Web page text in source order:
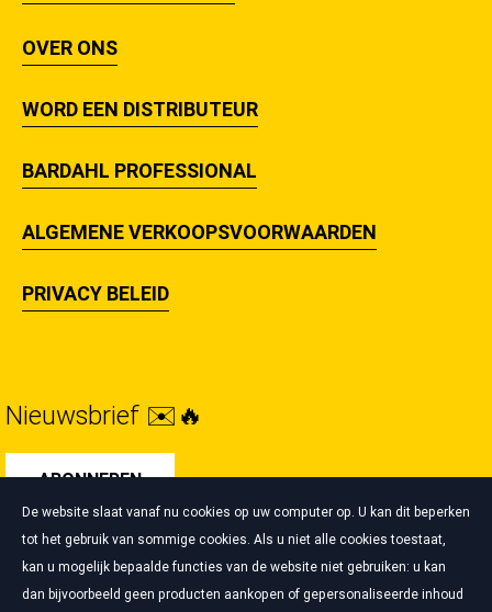
De website slaat vanaf nu cookies op uw computer op. U kan dit beperken
tot het gebruik van sommige cookies. Als u niet alle cookies toestaat,
kan u mogelijk bepaalde functies van de website niet gebruiken: u kan
dan bijvoorbeeld geen producten aankopen of gepersonaliseerde inhoud
OVER ONS
WORD EEN DISTRIBUTEUR
BARDAHL PROFESSIONAL
ALGEMENE VERKOOPSVOORWAARDEN
PRIVACY BELEID
Nieuwsbrief ✉️🔥
ABONNEREN
Beheer van cookies